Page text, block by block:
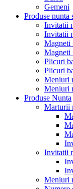
Gemeni
Produse nunta
Invitatii
Invitatii
Magneti
Magneti
Plicuri
Plicuri
Meniuri
Meniuri
Produse Nunta
Marturii
Invitatii
Meniuri